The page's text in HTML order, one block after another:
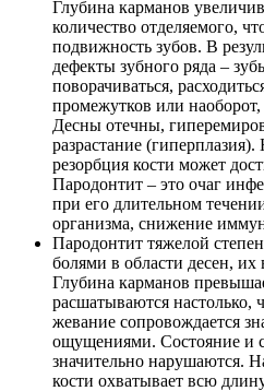
Глубина карманов
количество отделяемого,
подвижность зубов. В
дефекты зубного ряда –
поворачиваться,
промежутков или наоборот,
Десны отечны,
разрастание
резорбция кости может
Пародонтит – это очаг
при его длительном
организма, снижение
Пародонтит тяжелой
болями в области десен,
Глубина карманов
расшатываются настолько,
жевание сопровождается
ощущениями. Состояние и
значительно нарушаются.
кости охватывает всю